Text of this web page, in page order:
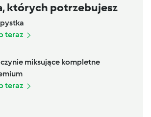
których potrzebujesz
teraz
miksujące kompletne
teraz